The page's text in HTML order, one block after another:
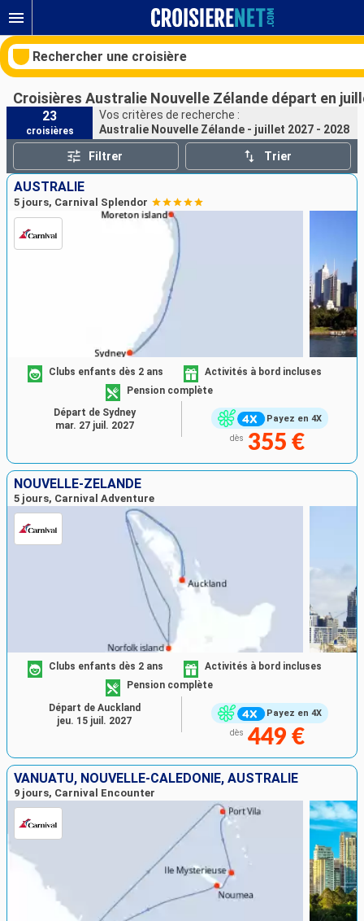
Rechercher une croisière
Nos destinations
Mois de départ
Ports
Croisières Australie Nouvelle Zélande départ en
23
croisières
Vos critères de recherche :
Australie Nouvelle Zélande - juillet 2027 - 2028
Filtrer Trier
AUSTRALIE
5 jours, Carnival Splendor
Payez en 4X
Clubs enfants dès 2 ans
Activités à bord incluses
Pension complète
dès 355 €
Départ de Sydney
mar. 27 juil. 2027
NOUVELLE-ZÉLANDE
5 jours, Carnival Adventure
Payez en 4X
Clubs enfants dès 2 ans
Activités à bord incluses
Pension complète
dès 449 €
Départ de Auckland
jeu. 15 juil. 2027
VANUATU, NOUVELLE-CALÉDONIE, AUSTRALIE
9 jours, Carnival Encounter